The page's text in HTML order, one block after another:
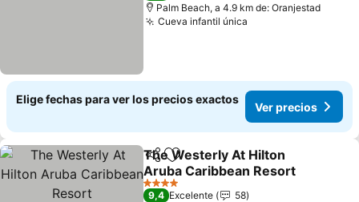
Palm Beach, a 4.9 km de: Oranjestad
Cueva infantil única
Elige fechas para ver los precios exactos
Ver precios
Compartir
Agregar a favoritos
The Westerly At Hilton
Aruba Caribbean Resort
Ver precios
4 Estrellas
9,4 Excelente
58